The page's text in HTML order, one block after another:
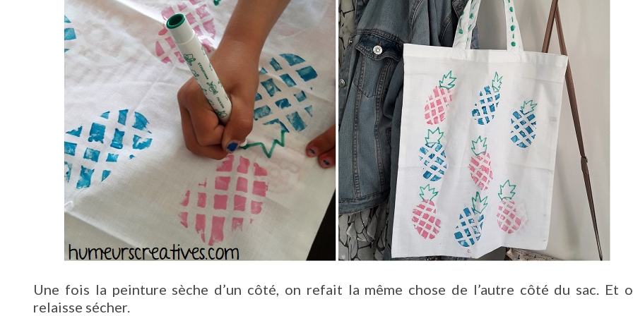
Une fois la peinture sèche d’un côté, on refait la même chose de l’autre côté du sac. Et
relaisse sécher.